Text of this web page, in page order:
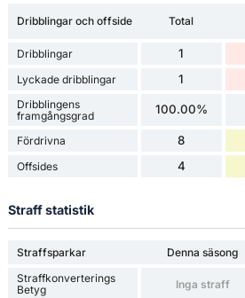
Dribblingar och offside Total
Dribblingar 1
Lyckade dribblingar 1
Dribblingens
framgångsgrad
100.00%
Fördrivna 8
Offsides 4
Straff statistik
Straffsparkar Denna säsong
Straffkonverterings
Betyg
Inga straff